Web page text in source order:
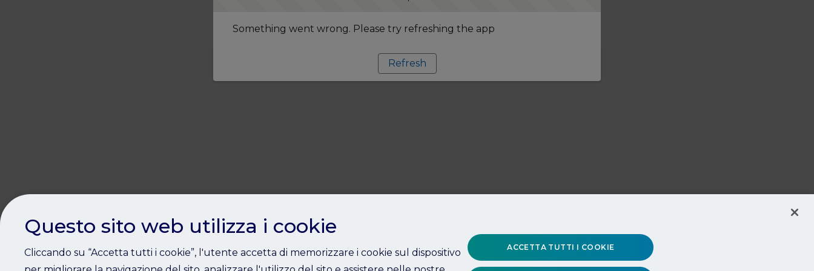
Something went wrong. Please try refreshing the app
Refresh
Questo sito web utilizza i cookie
Cliccando su “Accetta tutti i cookie”, l'utente accetta di memorizzare i cookie sul dispositivo
ACCETTA TUTTI I COOKIE